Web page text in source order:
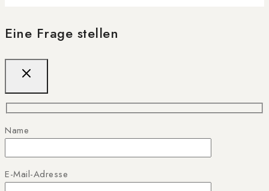
Eine Frage stellen
Name
E-Mail-Adresse